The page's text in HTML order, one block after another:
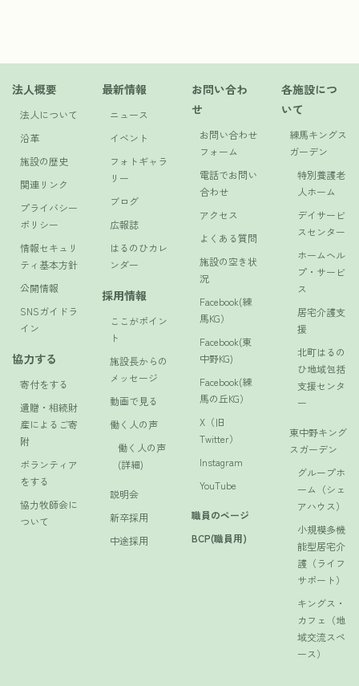
法人概要
法人について
沿革
施設の歴史
関連リンク
プライバシー
ポリシー
情報セキュリ
ティ基本方針
公開情報
SNSガイドラ
イン
協力する
寄付をする
遺贈・相続財
産によるご寄
附
ボランティア
をする
協力牧師会に
ついて
最新情報
ニュース
イベント
フォトギャラ
リー
ブログ
広報誌
はるのひカレ
ンダー
採用情報
ここがポイン
ト
施設長からの
メッセージ
動画で見る
働く人の声
働く人の声
(詳細)
説明会
新卒採用
中途採用
お問い合わ
せ
お問い合わせ
フォーム
電話でお問い
合わせ
アクセス
よくある質問
施設の空き状
況
Facebook(練
馬KG）
Facebook(東
中野KG)
Facebook(練
馬の丘KG）
X（旧
Twitter）
Instagram
YouTube
職員のページ
BCP(職員用)
各施設につ
いて
練馬キングス
ガーデン
特別養護老
人ホーム
デイサービ
スセンター
ホームヘル
プ・サービ
ス
居宅介護支
援
北町はるの
ひ地域包括
支援センタ
ー
東中野キング
スガーデン
グループホ
ーム（シェ
アハウス）
小規模多機
能型居宅介
護（ライフ
サポート）
キングス・
カフェ（地
域交流スペ
ース）